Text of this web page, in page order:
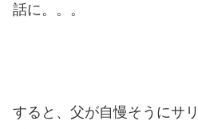
話に。。。
すると、父が自慢そうにサ